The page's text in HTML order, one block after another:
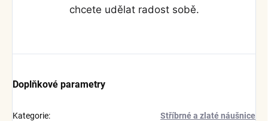
chcete udělat radost sobě.
Doplňkové parametry
Kategorie: Stříbrné a zlaté náušnice